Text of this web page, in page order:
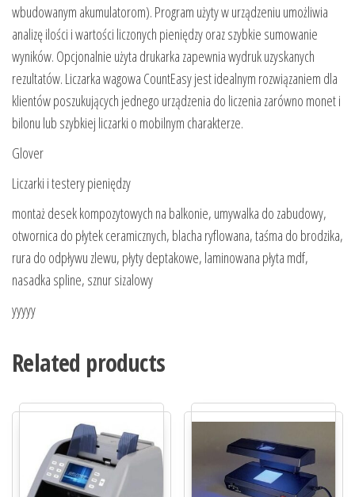
wbudowanym akumulatorom). Program użyty w urządzeniu umożliwia
analizę ilości i wartości liczonych pieniędzy oraz szybkie sumowanie
wyników. Opcjonalnie użyta drukarka zapewnia wydruk uzyskanych
rezultatów. Liczarka wagowa CountEasy jest idealnym rozwiązaniem dla
klientów poszukujących jednego urządzenia do liczenia zarówno monet i
bilonu lub szybkiej liczarki o mobilnym charakterze.
Glover
Liczarki i testery pieniędzy
montaż desek kompozytowych na balkonie, umywalka do zabudowy,
otwornica do płytek ceramicznych, blacha ryflowana, taśma do brodzika,
rura do odpływu zlewu, płyty deptakowe, laminowana płyta mdf,
nasadka spline, sznur sizalowy
yyyyy
Related products